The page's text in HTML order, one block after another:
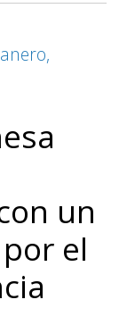
un
el